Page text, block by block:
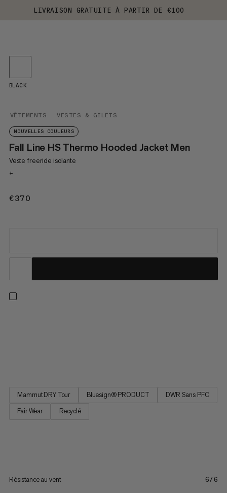
LIVRAISON GRATUITE À PARTIR DE €100
VÊTEMENTS VESTES & GILETS
NOUVELLES COULEURS
Fall Line HS Thermo Hooded Jacket Men
Veste freeride isolante
+
€370
BLACK
Mammut DRY Tour Bluesign® PRODUCT
DWR Sans PFC
Fair Wear
Recyclé
Résistance au vent 6/6